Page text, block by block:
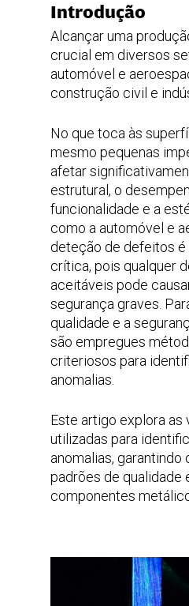
Introdução
Alcançar uma
crucial em diversos
automóvel e
construção civil e
No que toca às
mesmo pequenas
afetar
estrutural, o
funcionalidade e a
como a automóvel e
deteção de defeitos
crítica, pois qualquer
aceitáveis pode
segurança graves.
qualidade e a
são empregues
criteriosos para
anomalias.
Este artigo explora as
utilizadas para
anomalias, garantindo
padrões de qualidade
componentes